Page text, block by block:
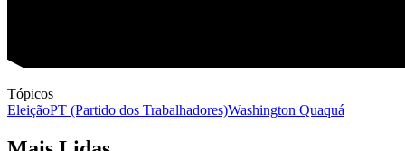
Tópicos
EleiçãoPT (Partido dos Trabalhadores)Washington Quaquá